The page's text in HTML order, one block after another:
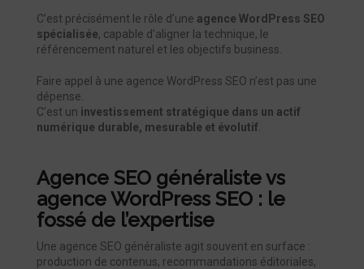
C’est précisément le rôle d’une agence WordPress SEO
spécialisée, capable d’aligner la technique, le
référencement naturel et les objectifs business.
Faire appel à une agence WordPress SEO n’est pas une
dépense.
C’est un investissement stratégique dans un actif
numérique durable, mesurable et évolutif
Agence SEO généraliste vs
agence WordPress SEO : le
fossé de l’expertise
Une agence SEO généraliste agit souvent en surface :
production de contenus, recommandations éditoriales,